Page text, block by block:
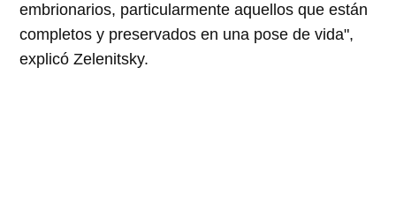
embrionarios, particularmente aquellos que están
completos y preservados en una pose de vida",
explicó Zelenitsky.